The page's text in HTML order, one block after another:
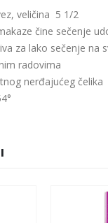
veličina 5 1/2
čine sečenje
za lako sečenje na
radovima
nerđajućeg čelika